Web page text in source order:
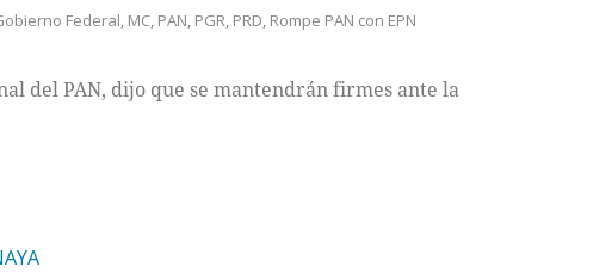
Federal, MC, PAN, PGR, PRD, Rompe PAN con EPN
del PAN, dijo que se mantendrán firmes ante la